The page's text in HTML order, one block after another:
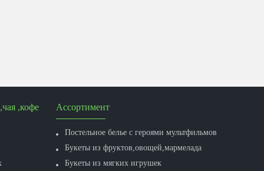
,кофе Ассортимент
Постельное белье с героями мультфильмов
Букеты из фруктов,овощей,мармелада
Букеты из мягких игрушек